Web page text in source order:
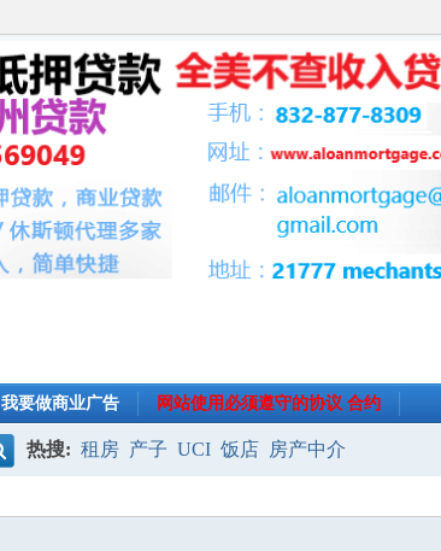
我要做商业广告 网站使用必须遵守的协议 合约
热搜: 租房 产子 UCI 饭店 房产中介